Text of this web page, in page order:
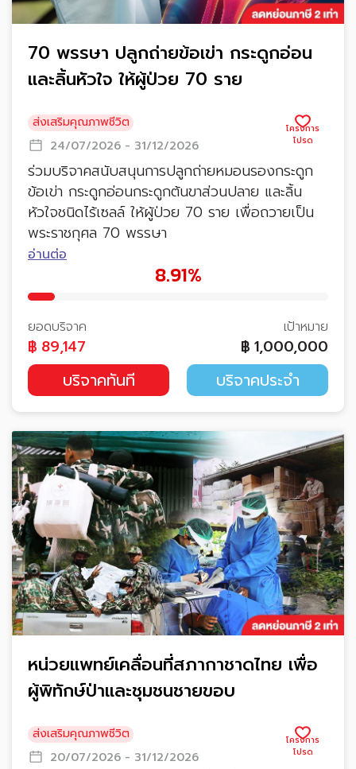
70 พรรษา ปลูกถ่ายข้อเข่า กระดูกอ่อน
และลิ้นหัวใจ ให้ผู้ป่วย 70 ราย
ส่งเสริมคุณภาพชีวิต
24/07/2026 - 31/12/2026
ร่วมบริจาคสนับสนุนการปลูกถ่ายหมอนรองกระดูก
ข้อเข่า กระดูกอ่อนกระดูกต้นขาส่วนปลาย และลิ้น
หัวใจชนิดไร้เซลล์ ให้ผู้ป่วย 70 ราย เพื่อถวายเป็น
พระราชกุศล 70 พรรษา
อ่านต่อ
8.91%
ยอดบริจาค
฿ 89,147
เป้าหมาย
฿ 1,000,000
บริจาคทันที บริจาคประจำ
หน่วยแพทย์เคลื่อนที่สภากาชาดไทย เพื่อ
ผู้พิทักษ์ป่าและชุมชนชายขอบ
ส่งเสริมคุณภาพชีวิต
20/07/2026 - 31/12/2026